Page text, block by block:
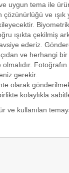
uygun tema ile
ve ışık
ışıkta çekilmiş
ederiz.
ve herhangi
olmalıdır.
gerekir.
olarak
kolaylıkla
ve kullanılan